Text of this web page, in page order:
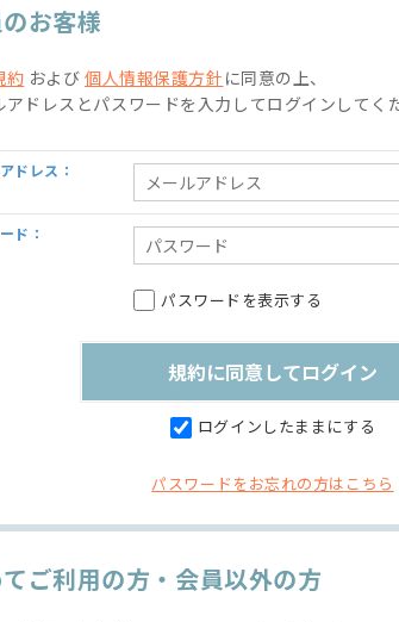
お客様
約 および個人情報保護方針 に同意の上、
アドレスとパスワードを入力してログインしてく
ドレス：
ド：
パスワードを表示する
ログインしたままにする
パスワードをお忘れの方はこちら
ご利用の方・会員以外の方